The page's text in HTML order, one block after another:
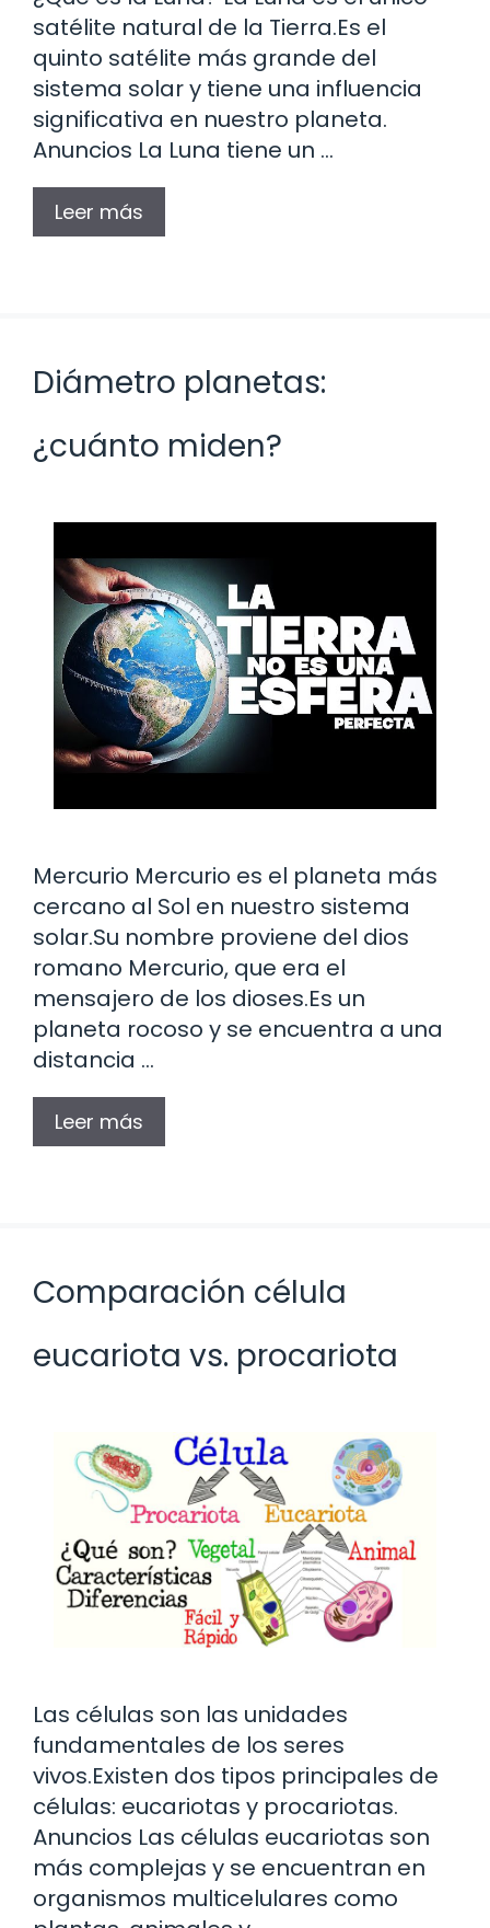
satélite natural de la Tierra.Es el
quinto satélite más grande del
sistema solar y tiene una influencia
significativa en nuestro planeta.
Anuncios La Luna tiene un …
Leer más
Diámetro planetas:
¿cuánto miden?
Mercurio Mercurio es el planeta más
cercano al Sol en nuestro sistema
solar.Su nombre proviene del dios
romano Mercurio, que era el
mensajero de los dioses.Es un
planeta rocoso y se encuentra a una
distancia …
Leer más
Comparación célula
eucariota vs. procariota
Las células son las unidades
fundamentales de los seres
vivos.Existen dos tipos principales de
células: eucariotas y procariotas.
Anuncios Las células eucariotas son
más complejas y se encuentran en
organismos multicelulares como